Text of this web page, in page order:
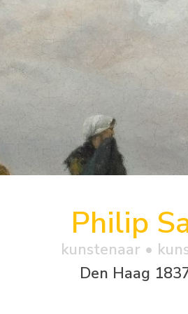
Philip
kunstenaar •
Den Haag